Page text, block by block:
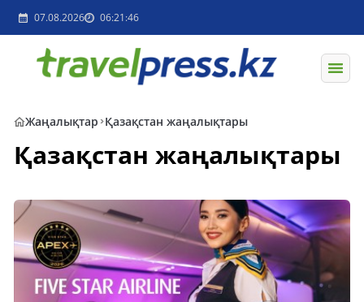
07.08.2026 06:21:46
Жаңалықтар Қазақстан жаңалықтары
Қазақстан жаңалықтары